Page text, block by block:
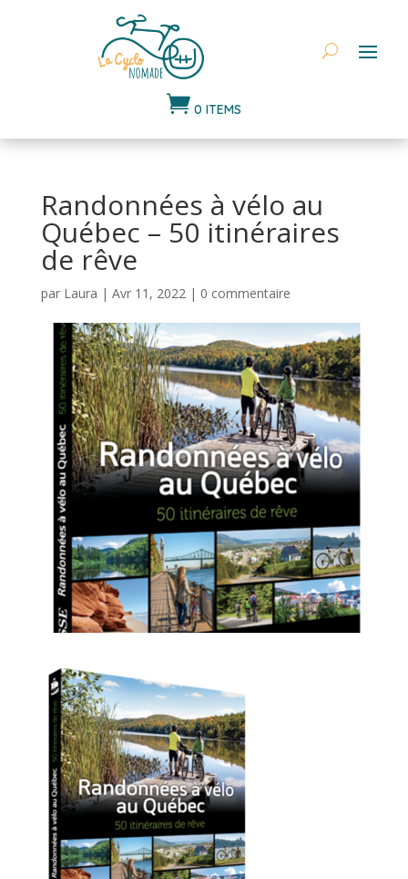
 0 ITEMS
Randonnées à vélo au
Québec – 50 itinéraires
de rêve
par Laura | Avr 11, 2022| 0 commentaire